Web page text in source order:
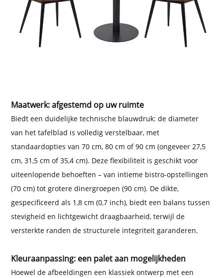
Maatwerk: afgestemd op uw ruimte
Biedt een duidelijke technische blauwdruk: de diameter
van het tafelblad is volledig verstelbaar, met
standaardopties van 70 cm, 80 cm of 90 cm (ongeveer 27,5
cm, 31,5 cm of 35,4 cm). Deze flexibiliteit is geschikt voor
uiteenlopende behoeften – van intieme bistro-opstellingen
(70 cm) tot grotere dinergroepen (90 cm). De dikte,
gespecificeerd als 1,8 cm (0,7 inch), biedt een balans tussen
stevigheid en lichtgewicht draagbaarheid, terwijl de
versterkte randen de structurele integriteit garanderen.
Kleuraanpassing: een palet aan mogelijkheden
Hoewel de afbeeldingen een klassiek ontwerp met een